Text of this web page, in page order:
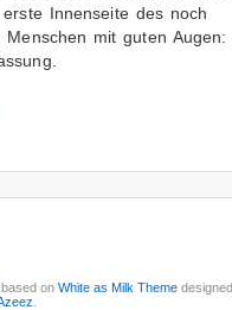
Innenseite des noch
mit guten Augen:
based onWhite as Milk Theme